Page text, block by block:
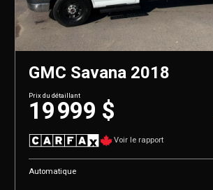
GMC Savana 2018
Prix du détaillant
19 999 $
Voir le rapport
Automatique